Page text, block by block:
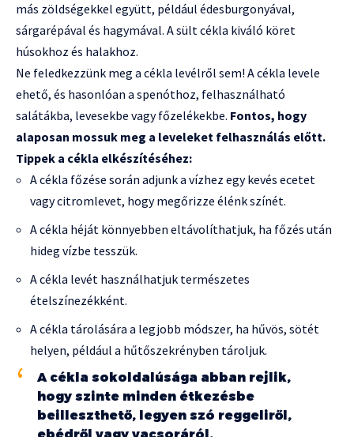
más zöldségekkel együtt, például édesburgonyával,
sárgarépával és hagymával. A sült cékla kiváló köret
húsokhoz és halakhoz.
Ne feledkezzünk meg a cékla levélről sem! A cékla levele
ehető, és hasonlóan a spenóthoz, felhasználható
salátákba, levesekbe vagy főzelékekbe. Fontos, hogy
alaposan mossuk meg a leveleket felhasználás előtt.
Tippek a cékla elkészítéséhez:
A cékla főzése során adjunk a vízhez egy kevés ecetet
vagy citromlevet, hogy megőrizze élénk színét.
A cékla héját könnyebben eltávolíthatjuk, ha főzés után
hideg vízbe tesszük.
A cékla levét használhatjuk természetes
ételszínezékként.
A cékla tárolására a legjobb módszer, ha hűvös, sötét
helyen, például a hűtőszekrényben tároljuk.
A cékla sokoldalúsága abban rejlik,
hogy szinte minden étkezésbe
beilleszthető, legyen szó reggeliről,